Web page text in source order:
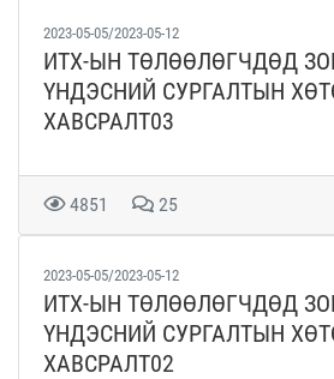
2023-05-05/2023-05-12
ИТХ-ЫН ТӨЛӨӨЛӨГЧДӨД
ҮНДЭСНИЙ СУРГАЛТЫН
ХАВСРАЛТ03
4851 25
2023-05-05/2023-05-12
ИТХ-ЫН ТӨЛӨӨЛӨГЧДӨД
ҮНДЭСНИЙ СУРГАЛТЫН
ХАВСРАЛТ02